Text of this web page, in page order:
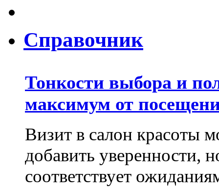
Справочник
Тонкости выбора и
максимум от
Визит в салон красоты
добавить уверенности,
соответствует